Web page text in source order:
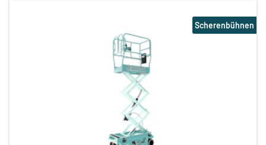
Scherenbühnen